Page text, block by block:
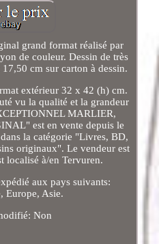
grand format réalisé par
de couleur. Dessin de très
cm sur carton à dessin.
extérieur 32 x 42 (h) cm.
vu la qualité et la grandeur
MARLIER,
est en vente depuis le
la catégorie "Livres, BD,
originaux". Le vendeur est
localisé à/en Tervuren.
aux pays suivants:
Europe, Asie.
Non